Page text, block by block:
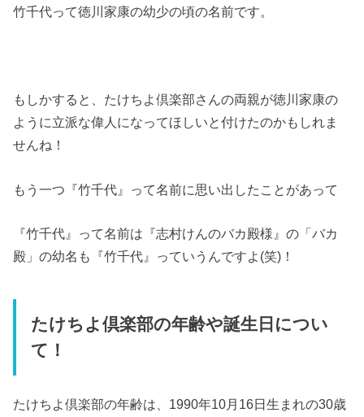
竹千代って徳川家康の幼少の頃の名前です。
もしかすると、たけちよ倶楽部さんの両親が徳川家康の
ように立派な偉人になってほしいと付けたのかもしれま
せんね！
もう一つ『竹千代』って名前に思い出したことがあって
『竹千代』って名前は『志村けんのバカ殿様』の「バカ
殿」の幼名も『竹千代』っていうんですよ(笑)！
たけちよ倶楽部の年齢や誕生日につい
て！
たけちよ倶楽部の年齢は、1990年10月16日生まれの30歳